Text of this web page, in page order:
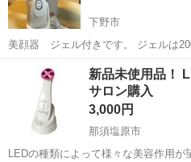
下野市
美顔器 ジェル付きです。 ジェルは2000ml 本体もジェルも2
ってません。 なのでジェルはほぼ減ってません！
ードが付属してます。 説明書あります
下野市 美容家電
新品未使用品！
サロン購入
3,000円
那須塩原市
LEDの種類によって様々な美容作用が